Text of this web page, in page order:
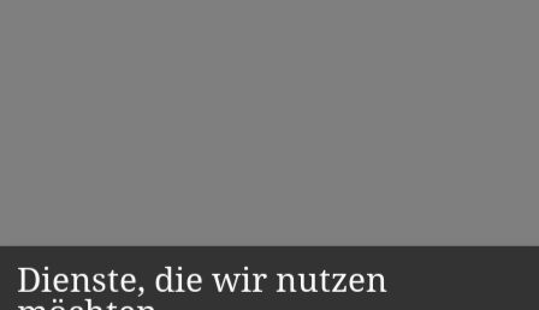
Dienste, die wir nutzen